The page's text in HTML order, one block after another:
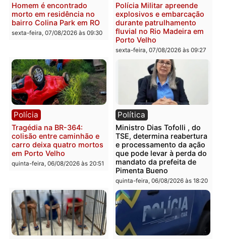
Polícia
Casal é preso pela PRF
com mais de 72 quilos de
mercúrio escondidos em
sexta-feira, 07/08/2026 às 09:38
Polícia
Polícia Civil deflagra
operação contra facção
criminosa que atacava
provedores de internet
Rondônia
sexta-feira, 07/08/2026 às
Polícia
Homem é encontrado
morto em residência no
Polícia
Polícia Militar apreende
explosivos e
durante patrulhamento
fluvial no Rio Madeira em
Porto Velho
sexta-feira, 07/08/2026 às